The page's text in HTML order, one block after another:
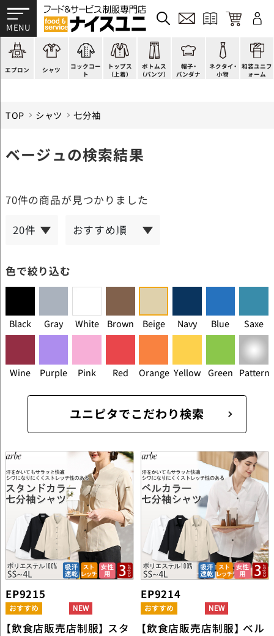
エプロン
かぶり型
スモック風
厨房用
ラップエプロン
シャツ
ピンタック
Tシャツ
ポロシャツ
和風シャツ(Asian)コックコー
ト
ショップコート
スタンダード
ファッション
キッズ
トップス
（上着）
法被(はっぴ)
調理白衣
カットソー
ジャンバー
ボトムス
（パンツ）
イージーパンツ
ワンピース
厨房シューズ
フロアシューズ
帽子・
バンダナ
洋帽子
コック帽
衛生帽子
ヘアネット
ネクタイ・
小物
ネクタイ
蝶ネクタイ
リボン・スカーフ
クロスタイ
和装ユニフ
ォーム
帯
草履、足袋など
着付小物
きもの
TOP シャツ 七分袖
ベージュの検索結果
70件の商品が見つかりました
色で絞り込む
Black Gray White Brown Beige Navy Blue Saxe
Wine Purple Pink Red Orange Yellow Green Pattern
ユニピタでこだわり検索
EP9215
【飲食店販売店制服】 スタ
EP9214
【飲食店販売店制服】 ベル